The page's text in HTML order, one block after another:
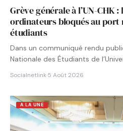
Grève générale à l’UN-CHK
ordinateurs bloqués au port
étudiants
Dans un communiqué rendu
Nationale des Étudiants de
Socialnetlink·5 Août 2026
A LA UNE